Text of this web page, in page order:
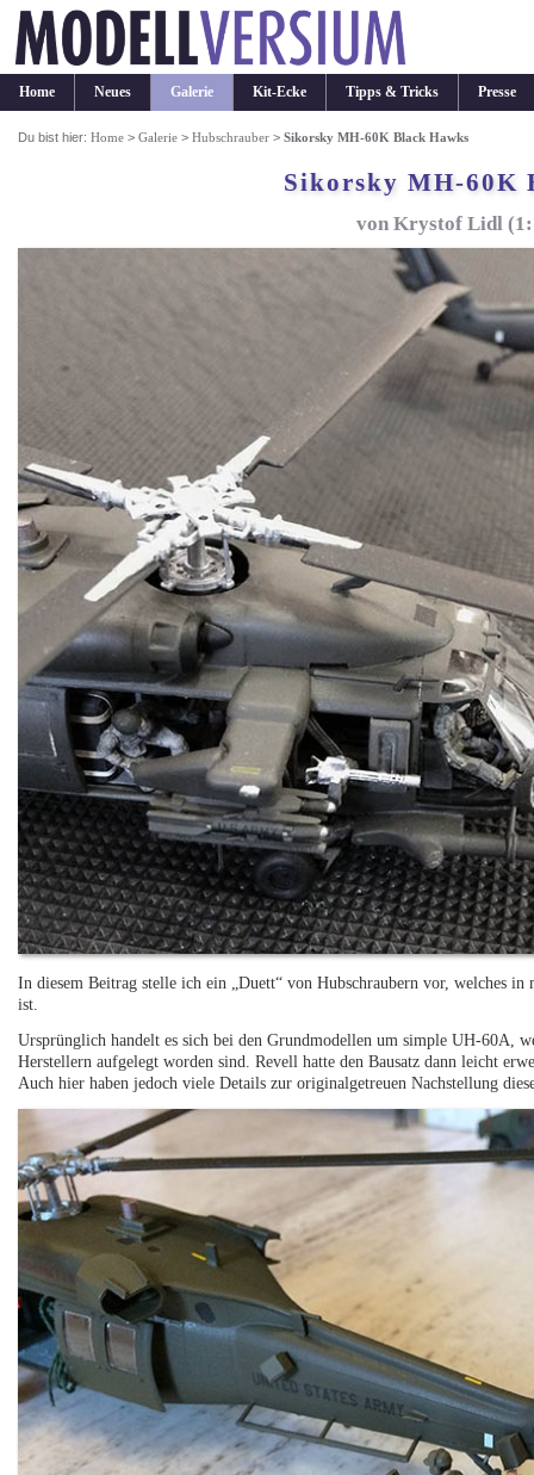
Home Neues Galerie Kit-Ecke Tipps & Tricks Presse
Du bist hier:Home >Galerie >Hubschrauber >Sikorsky MH-60K Black Hawks
Sikorsky MH-60K
von Krystof Lidl
In diesem Beitrag stelle ich ein „Duett“ von Hubschraubern vor, welches
ist.
Ursprünglich handelt es sich bei den Grundmodellen um simple UH-60A,
Herstellern aufgelegt worden sind. Revell hatte den Bausatz dann leicht
Auch hier haben jedoch viele Details zur originalgetreuen Nachstellung